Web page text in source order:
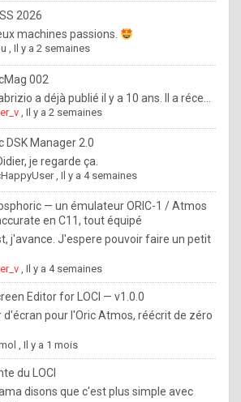
b
y
o
l
e
x
.
I
f
y
o
u
w
a
n
2026
machines passions.
,Il y a 2 semaines
002
a déjà publié il y a 10 ans. Il a réce...
,Il y a 2 semaines
DSK Manager 2.0
je regarde ça.
,Il y a 4 semaines
— un émulateur ORIC-1 / Atmos
en C11, tout équipé
j'avance. J'espere pouvoir faire un petit
,Il y a 4 semaines
Editor for LOCI — v1.0.0
d'écran pour l'Oric Atmos, réécrit de zéro
,Il y a 1 mois
du LOCI
disons que c'est plus simple avec